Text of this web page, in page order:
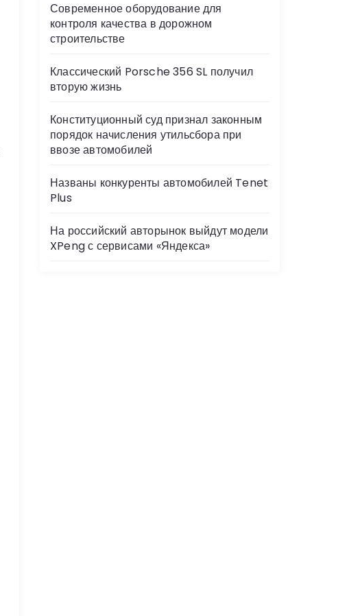
Современное оборудование для
контроля качества в дорожном
строительстве
Классический Porsche 356 SL получил
вторую жизнь
Конституционный суд признал законным
порядок начисления утильсбора при
ввозе автомобилей
Названы конкуренты автомобилей Tenet
Plus
На российский авторынок выйдут модели
XPeng с сервисами «Яндекса»